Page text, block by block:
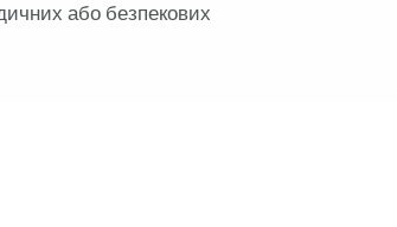
або безпекових